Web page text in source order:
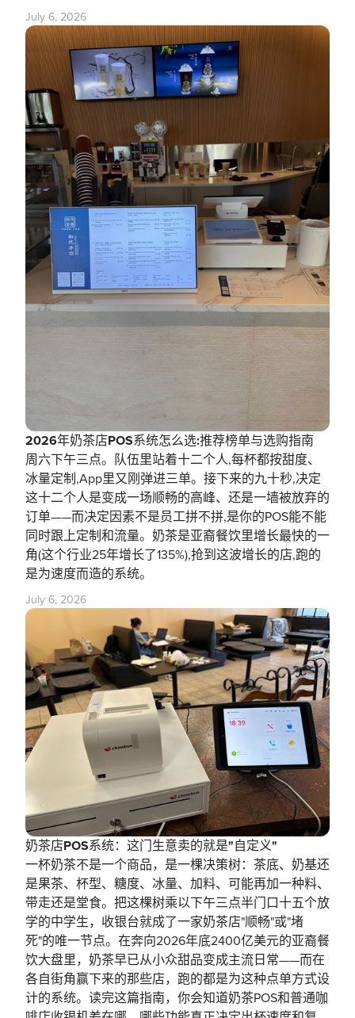
July 6, 2026
2026年奶茶店POS系统怎么选:推荐榜单与选购指南
周六下午三点。队伍里站着十二个人,每杯都按甜度、
冰量定制,App里又刚弹进三单。接下来的九十秒,决定
这十二个人是变成一场顺畅的高峰、还是一墙被放弃的
订单——而决定因素不是员工拼不拼,是你的POS能不能
同时跟上定制和流量。奶茶是亚裔餐饮里增长最快的一
角(这个行业25年增长了135%),抢到这波增长的店,跑的
是为速度而造的系统。
July 6, 2026
奶茶店POS系统：这门生意卖的就是"自定义"
一杯奶茶不是一个商品，是一棵决策树：茶底、奶基还
是果茶、杯型、糖度、冰量、加料、可能再加一种料、
带走还是堂食。把这棵树乘以下午三点半门口十五个放
学的中学生，收银台就成了一家奶茶店"顺畅"或"堵
死"的唯一节点。在奔向2026年底2400亿美元的亚裔餐
饮大盘里，奶茶早已从小众甜品变成主流日常——而在
各自街角赢下来的那些店，跑的都是为这种点单方式设
计的系统。读完这篇指南，你会知道奶茶POS和普通咖